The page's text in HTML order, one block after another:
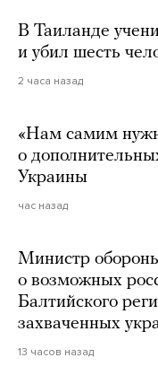
В Таиланде
и убил шесть
2 часа назад
«Нам самим
о
Украины
час назад
Министр
о возможных
Балтийского
захваченных
13 часов назад